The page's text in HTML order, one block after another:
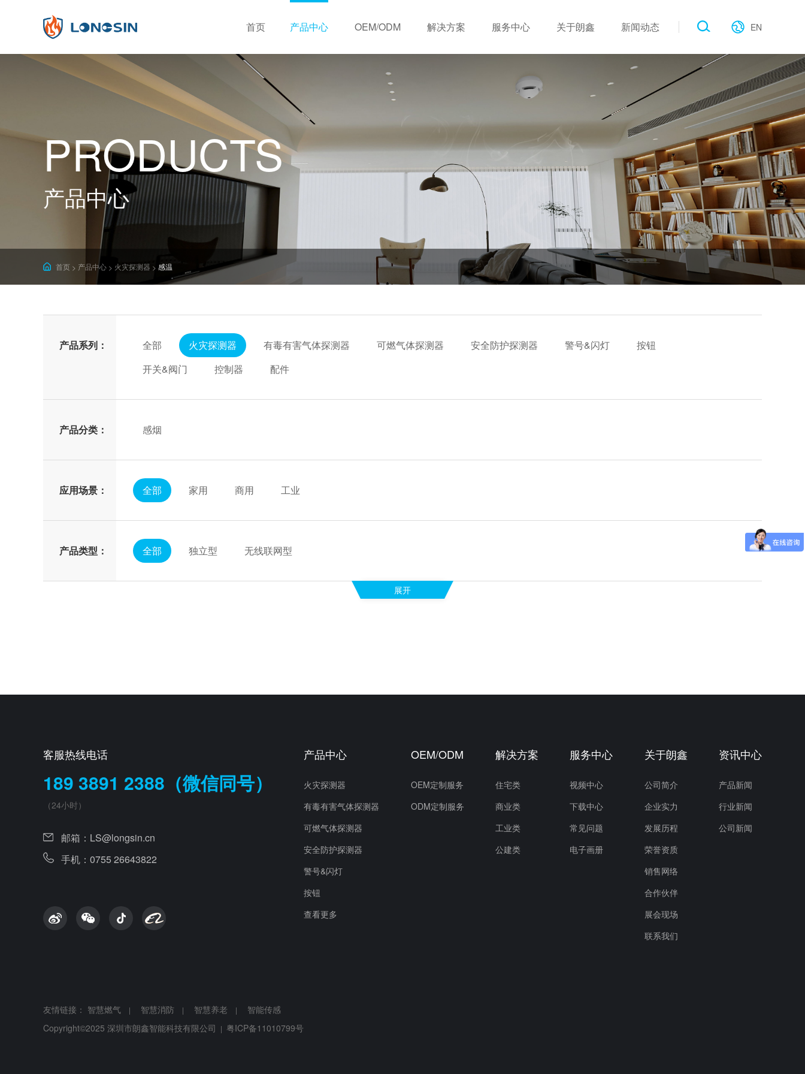
首页 产品中心
火灾探测器
可燃气体探测器
安全防护探测器
警号&闪灯
开关&阀门
独立式 无线联网式 有线联网式
独立型
一年
OEM/ODM 解决方案
住宅类 工业类
服务中心
常见问题
关于朗鑫
公司简介 企业实力 发展历程 合作伙伴
新闻动态 EN
PRODUCTS
产品中心
首页 > 产品中心 > 火灾探测器 > 感温
产品系列： 全部 火灾探测器 有毒有害气体探测器 可燃气体探测器 安全防护探测器 警号&闪灯
按钮
开关&阀门
控制器 配件
产品分类： 感烟
应用场景： 全部 家用 商用 工业
产品类型： 全部 独立型 无线联网型
展开
客服热线电话
189 3891 2388（微信同号）
（24小时）
邮箱： LS@longsin.cn
手机：0755 26643822
产品中心
火灾探测器
有毒有害气体探测器
可燃气体探测器
安全防护探测器
警号&闪灯
按钮
查看更多
OEM/ODM
OEM定制服务
ODM定制服务
解决方案
住宅类
商业类
工业类
公建类
服务中心
视频中心
下载中心
常见问题
电子画册
关于朗鑫
公司简介
企业实力
发展历程
荣誉资质
销售网络
合作伙伴
展会现场
联系我们
资讯中心
产品新闻
行业新闻
公司新闻
友情链接： 智慧燃气 | 智慧消防 | 智慧养老 |
智能传感
Copyright©2025 深圳市朗鑫智能科技有限公司 | 粤ICP备11010799号